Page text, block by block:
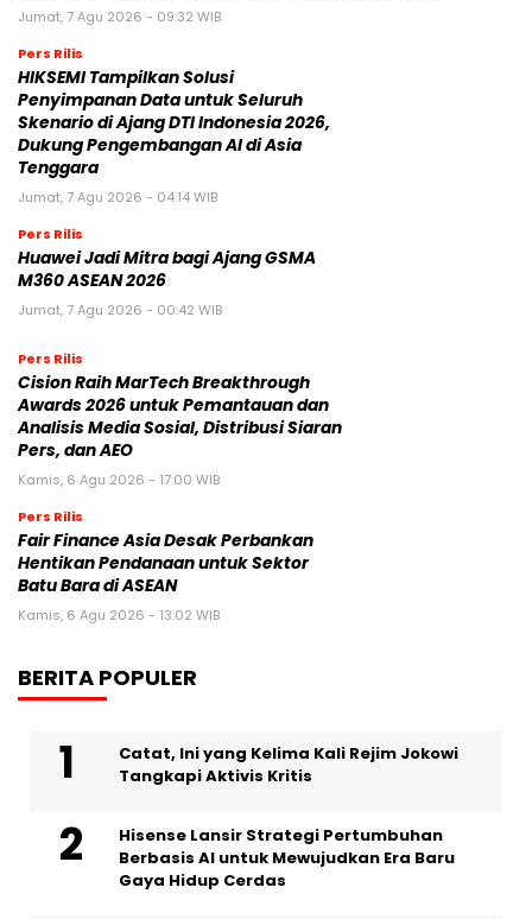
Jumat, 7 Agu 2026 - 09:32 WIB
Pers Rilis
HIKSEMI Tampilkan Solusi
Penyimpanan Data untuk Seluruh
Skenario di Ajang DTI Indonesia 2026,
Dukung Pengembangan AI di Asia
Tenggara
Jumat, 7 Agu 2026 - 04:14 WIB
Pers Rilis
Huawei Jadi Mitra bagi Ajang GSMA
M360 ASEAN 2026
Jumat, 7 Agu 2026 - 00:42 WIB
Pers Rilis
Cision Raih MarTech Breakthrough
Awards 2026 untuk Pemantauan dan
Analisis Media Sosial, Distribusi Siaran
Pers, dan AEO
Kamis, 6 Agu 2026 - 17:00 WIB
Pers Rilis
Fair Finance Asia Desak Perbankan
Hentikan Pendanaan untuk Sektor
Batu Bara di ASEAN
Kamis, 6 Agu 2026 - 13:02 WIB
BERITA POPULER
Catat, Ini yang Kelima Kali Rejim Jokowi
Tangkapi Aktivis Kritis
Hisense Lansir Strategi Pertumbuhan
Berbasis AI untuk Mewujudkan Era Baru
Gaya Hidup Cerdas